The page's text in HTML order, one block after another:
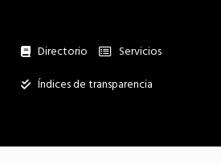
Directorio
Institucional
Servicios
Índices de transparencia